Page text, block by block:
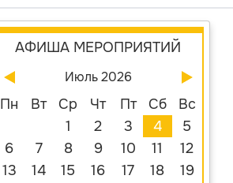
АФИША МЕРОПРИЯТИЙ
Июль 2026
Пн Вт Ср Чт Пт Сб
Вс
1
2 3 4
5
6
7 8 9 10 11
12
13
14 15 16 17 18
19